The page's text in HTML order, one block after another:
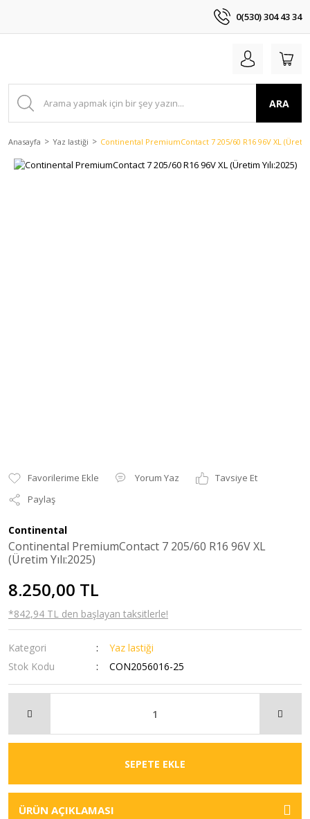
0(530) 304 43 34
ARA
Anasayfa Yaz lastiği Continental PremiumContact 7 205/60 R16 96V XL (Üretim
Yorum Yaz
Tavsiye Et
Paylaş
Continental
Continental PremiumContact 7 205/60 R16 96V XL
(Üretim Yılı:2025)
8.250,00 TL
*842,94 TL den başlayan taksitlerle!
Kategori
Yaz lastiği
Stok Kodu
CON2056016-25
SEPETE EKLE
ÜRÜN AÇIKLAMASI